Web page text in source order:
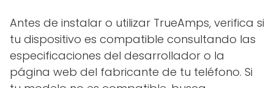
Antes de instalar o utilizar TrueAmps, verifica si
tu dispositivo es compatible consultando las
especificaciones del desarrollador o la
página web del fabricante de tu teléfono. Si